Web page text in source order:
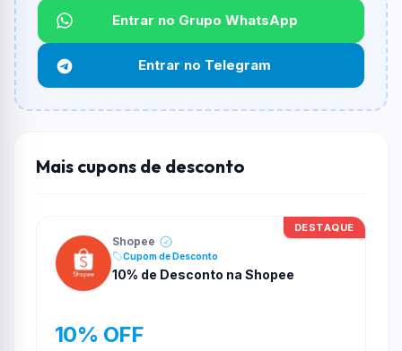
Não informado ou sem limite.
Funciona em qualquer produto?
Não necessariamente. Depende de itens participantes
e alguns vendedores ou produtos especificos podem
não aceitar cupons.
Entrar no Grupo WhatsApp
Entrar no Telegram
Mais cupons de desconto
DESTAQUE
Shopee
Cupom de Desconto
10% de Desconto na Shopee
10% OFF